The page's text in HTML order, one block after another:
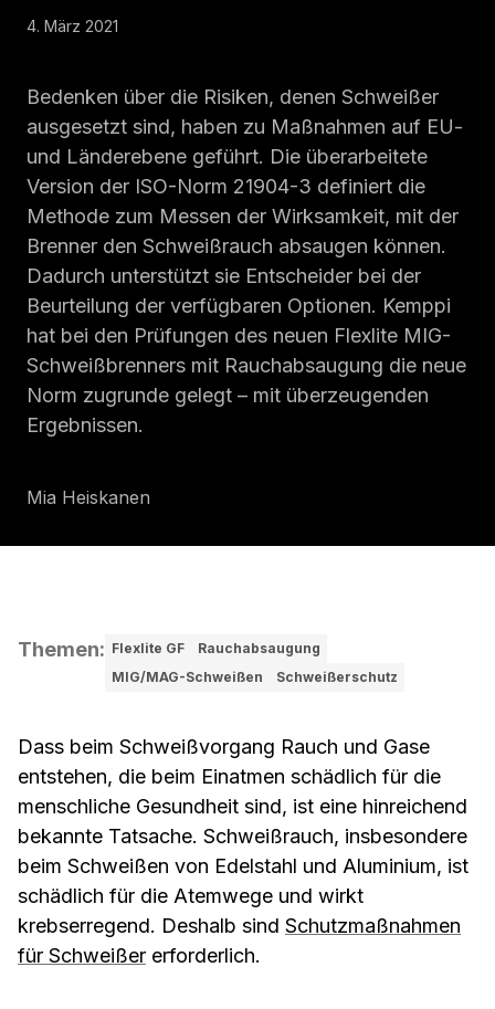
4. März 2021
Bedenken über die Risiken, denen Schweißer
ausgesetzt sind, haben zu Maßnahmen auf EU-
und Länderebene geführt. Die überarbeitete
Version der ISO-Norm 21904-3 definiert die
Methode zum Messen der Wirksamkeit, mit der
Brenner den Schweißrauch absaugen können.
Dadurch unterstützt sie Entscheider bei der
Beurteilung der verfügbaren Optionen. Kemppi
hat bei den Prüfungen des neuen Flexlite MIG-
Schweißbrenners mit Rauchabsaugung die neue
Norm zugrunde gelegt – mit überzeugenden
Ergebnissen.
Mia Heiskanen
Themen: Flexlite GF
Rauchabsaugung
MIG/MAG-Schweißen
Schweißerschutz
Dass beim Schweißvorgang Rauch und Gase
entstehen, die beim Einatmen schädlich für die
menschliche Gesundheit sind, ist eine hinreichend
bekannte Tatsache. Schweißrauch, insbesondere
beim Schweißen von Edelstahl und Aluminium, ist
schädlich für die Atemwege und wirkt
krebserregend. Deshalb sind Schutzmaßnahmen
für Schweißer erforderlich.